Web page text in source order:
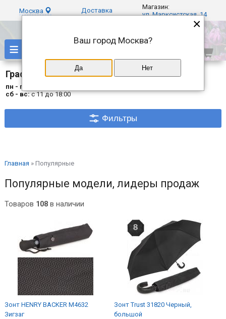
Москва Доставка
Магазин:
ул. Марксистская, 14
≡
График работы
пн - пт:
сб - вс:с 11 до 18:00
Фильтры
Главная »Популярные
Популярные модели, лидеры продаж
Товаров 108в наличии
Зонт HENRY BACKER M4632
Зигзаг
Зонт Trust 31820 Черный,
большой
×
Ваш город Москва?
Да Нет